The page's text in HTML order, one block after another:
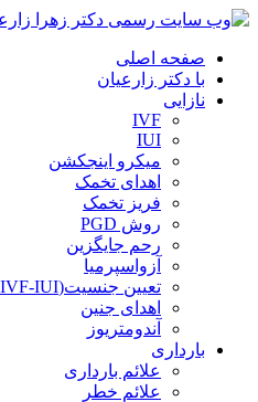
صفحه اصلی
با دکتر زارعیان
نازایی
IVF
IUI
میکرو اینجکشن
اهدای تخمک
فریز تخمک
روش PGD
رحم جایگزین
آزواسپرمیا
تعیین جنسیت(IVF-IUI)
اهدای جنین
آندومتریوز
بارداری
علائم بارداری
علائم خطر